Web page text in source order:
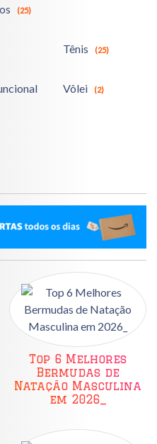
(25)
Tênis (25)
Vôlei (2)
Top 6 Melhores
Bermudas de
Natação Masculina
em 2026_